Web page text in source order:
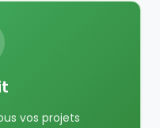
vos projets